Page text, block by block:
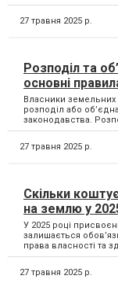
27 травня 2025 р.
Розподіл та
основні
Власники
розподіл або
законодавства.
27 травня 2025 р.
Скільки
на землю у
У 2025 році
залишається
права власності та
27 травня 2025 р.